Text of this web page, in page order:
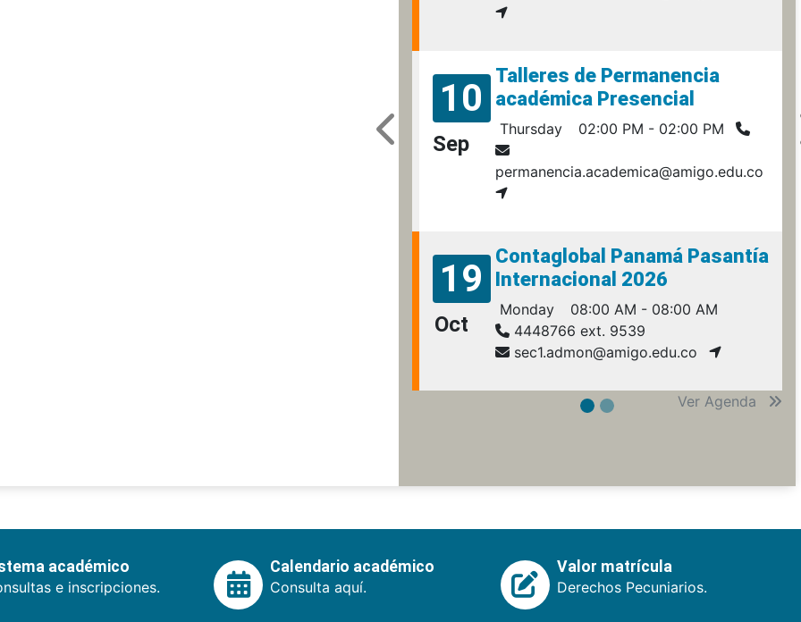
10
Sep
Talleres de Permanencia
académica Presencial
Thursday 02:00 PM - 02:00 PM
permanencia.academica@amigo.edu.co
19
Oct
Contaglobal Panamá Pasantía
Internacional 2026
Monday
08:00 AM - 08:00 AM
4448766 ext. 9539
sec1.admon@amigo.edu.co
Ver Agenda
académico
e inscripciones.
Calendario académico
Consulta aquí.
Valor matrícula
Derechos Pecuniarios.